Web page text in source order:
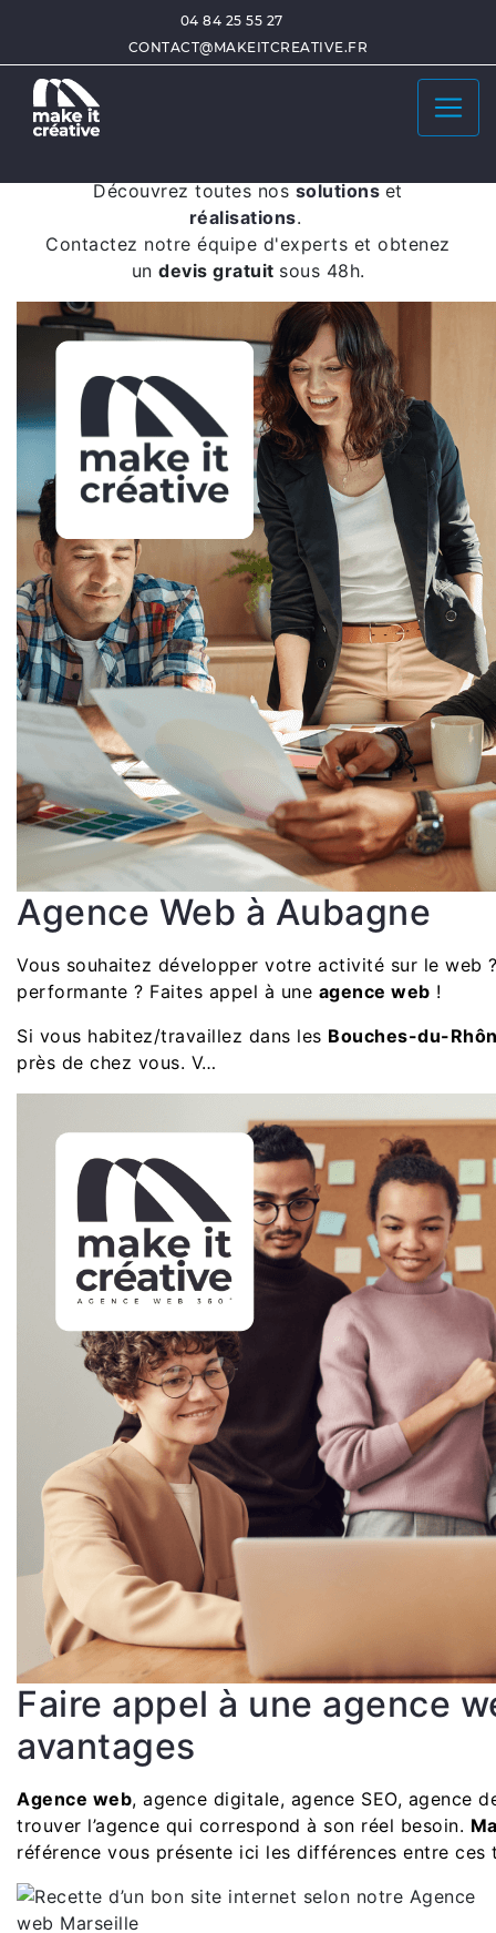
04 84 25 55 27
CONTACT@MAKEITCREATIVE.FR
agence stratégie marketing
Make it Créative
agence stratégie
Découvrez toutes nossolutions et
réalisations.
Contactez notre équipe d'experts et obtenez
un devis gratuit sous 48h.
Agence Web à Aubagne
Vous souhaitez développer votre activité sur le web
performante ? Faites appel à une agence web !
Si vous habitez/travaillez dans les Bouches-du-
près de chez vous. V…
Faire appel à une agence
avantages
Agence web, agence digitale, agence SEO,
trouver l’agence qui correspond à son réel besoin.
référence vous présente ici les différences entre ces